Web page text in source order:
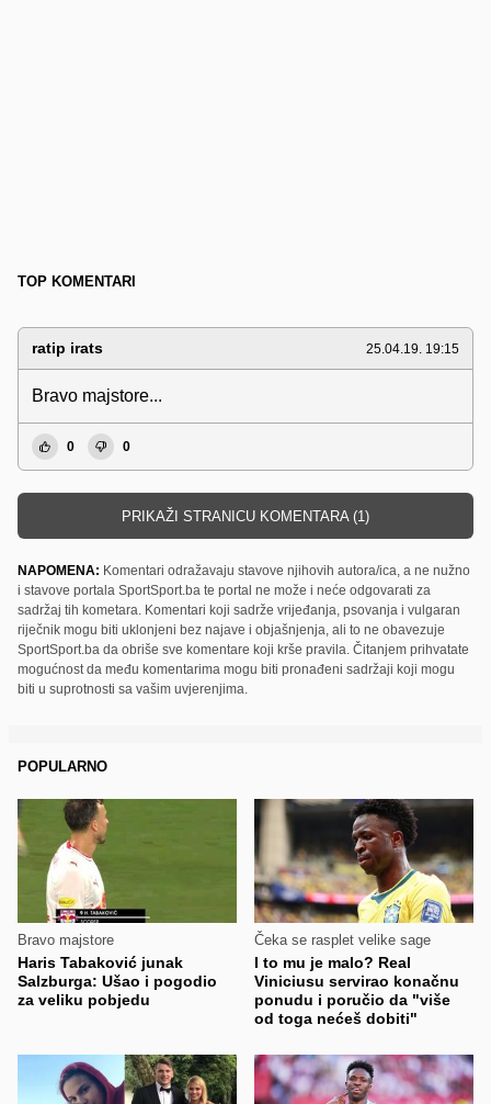
TOP KOMENTARI
ratip irats 25.04.19. 19:15
Bravo majstore...
0 0
PRIKAŽI STRANICU KOMENTARA (1)
NAPOMENA: Komentari odražavaju stavove njihovih autora/ica, a ne nužno
i stavove portala SportSport.ba te portal ne može i neće odgovarati za
sadržaj tih kometara. Komentari koji sadrže vrijeđanja, psovanja i vulgaran
riječnik mogu biti uklonjeni bez najave i objašnjenja, ali to ne obavezuje
SportSport.ba da obriše sve komentare koji krše pravila. Čitanjem prihvatate
mogućnost da među komentarima mogu biti pronađeni sadržaji koji mogu
biti u suprotnosti sa vašim uvjerenjima.
POPULARNO
Bravo majstore
Haris Tabaković junak
Salzburga: Ušao i pogodio
za veliku pobjedu
Čeka se rasplet velike sage
I to mu je malo? Real
Viniciusu servirao konačnu
ponudu i poručio da "više
od toga nećeš dobiti"